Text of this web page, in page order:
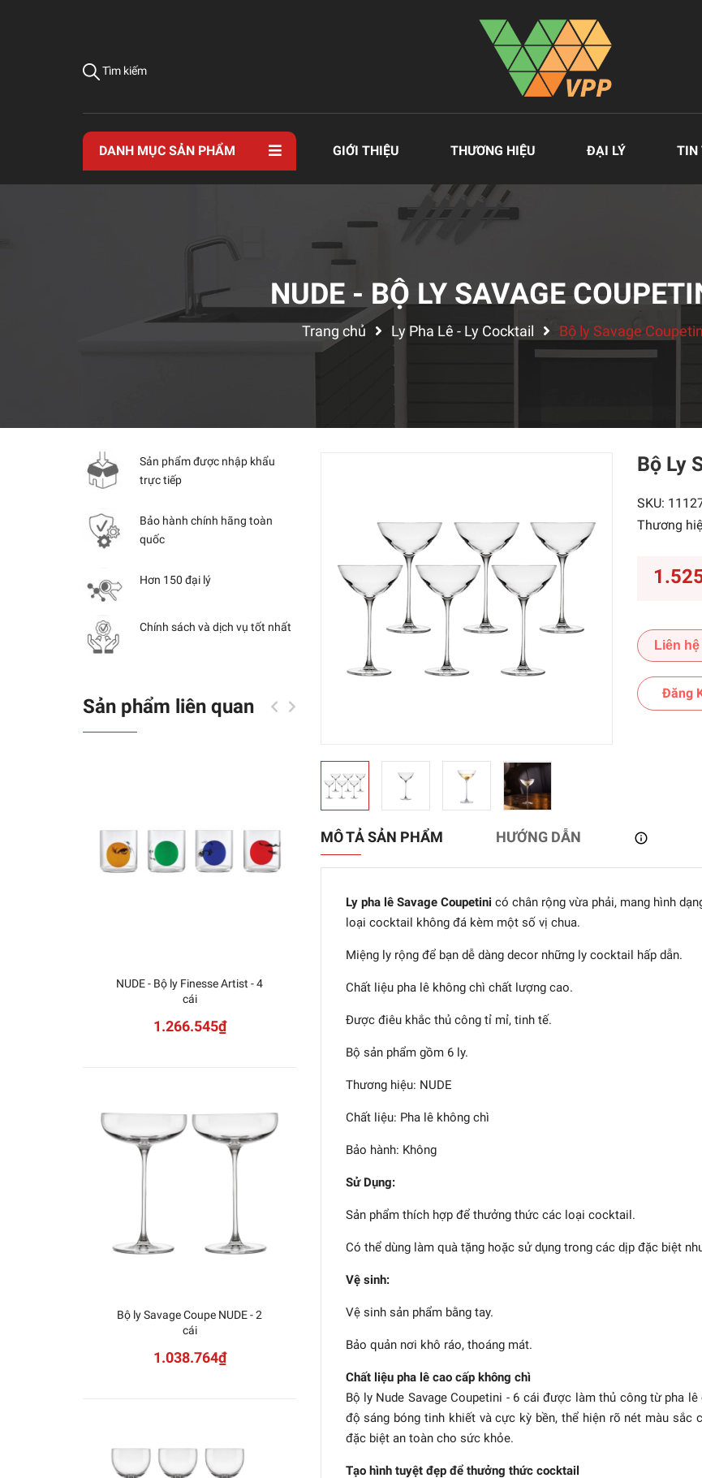
Tìm kiếm
DANH MỤC SẢN PHẨM GIỚI THIỆU THƯƠNG HIỆU ĐẠI LÝ TIN
NUDE - BỘ LY SAVAGE
Trang chủ Ly Pha Lê - Ly Cocktail Bộ ly Savage
Bộ Ly
SKU:
Thương
Liên
Đăng
MÔ TẢ SẢN PHẨM HƯỚNG DẪN
Ly pha lê Savage Coupetini có chân rộng vừa phải, mang hình
loại cocktail không đá kèm một số vị chua.
Miệng ly rộng để bạn dễ dàng decor những ly cocktail hấp dẫn.
Chất liệu pha lê không chì chất lượng cao.
Được điêu khắc thủ công tỉ mỉ, tinh tế.
Bộ sản phẩm gồm 6 ly.
Thương hiệu: NUDE
Chất liệu: Pha lê không chì
Bảo hành: Không
Sử Dụng:
Sản phẩm thích hợp để thưởng thức các loại cocktail.
Có thể dùng làm quà tặng hoặc sử dụng trong các dịp đặc biệt
Vệ sinh:
Vệ sinh sản phẩm bằng tay.
Bảo quản nơi khô ráo, thoáng mát.
Chất liệu pha lê cao cấp không chì
Bộ ly Nude Savage Coupetini - 6 cái được làm thủ công từ pha
độ sáng bóng tinh khiết và cực kỳ bền, thể hiện rõ nét màu
đặc biệt an toàn cho sức khỏe.
Tạo hình tuyệt đẹp để thưởng thức cocktail
Sản phẩm được nhập khẩu
trực tiếp
Bảo hành chính hãng toàn
quốc
Hơn 150 đại lý
Chính sách và dịch vụ tốt nhất
Sản phẩm liên quan
NUDE - Bộ ly Finesse Artist - 4
cái
1.266.545₫
Bộ ly Savage Coupe NUDE - 2
cái
1.038.764₫
Nude - Bộ pha chế cocktail
2.248.363₫
Bộ 12 ly - Restaurant O